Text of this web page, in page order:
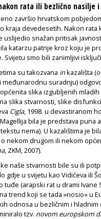
rata ili bezlično nasilje
završio hrvatskom
kraja devedesetih. Nakon
uslijedio snažan pritisak
katarzu patnje kroz koju je
Svijetu smo bili zanimljivi
su takozvana inkazališta
suradnju)
slika izgubljenih
slika stvarnosti, slike
Cigla, 1998. u devastiranom
bila je predstava puna
nema). U kazalištima je
nekom drugom ili nekom
, ZKM, 2007).
naše stvarnosti bile su ili
gdje u svijetu kao Vidićeva ili
tuđe (arapski rat u drami Ivane
trend koji se tada »nosio« u
odnosa u bezličnim i
tzv. novom europskom